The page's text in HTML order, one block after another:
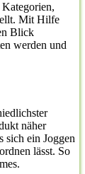
Mit Hilfe
Blick
werden und
näher
sich ein Joggen
lässt. So